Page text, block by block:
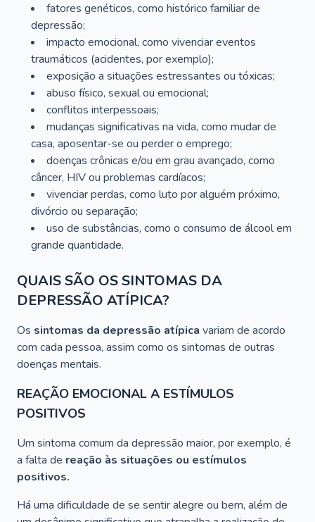
fatores genéticos, como histórico familiar de
depressão;
impacto emocional, como vivenciar eventos
traumáticos (acidentes, por exemplo);
exposição a situações estressantes ou tóxicas;
abuso físico, sexual ou emocional;
conflitos interpessoais;
mudanças significativas na vida, como mudar de
casa, aposentar-se ou perder o emprego;
doenças crônicas e/ou em grau avançado, como
câncer, HIV ou problemas cardíacos;
vivenciar perdas, como luto por alguém próximo,
divórcio ou separação;
uso de substâncias, como o consumo de álcool em
grande quantidade.
QUAIS SÃO OS SINTOMAS DA
DEPRESSÃO ATÍPICA?
Os sintomas da depressão atípica variam de acordo
com cada pessoa, assim como os sintomas de outras
doenças mentais.
REAÇÃO EMOCIONAL A ESTÍMULOS
POSITIVOS
Um sintoma comum da depressão maior, por exemplo, é
a falta de reação às situações ou estímulos
positivos.
Há uma dificuldade de se sentir alegre ou bem, além de